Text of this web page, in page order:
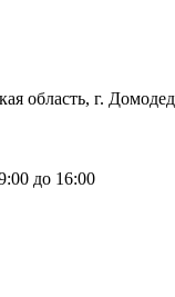
область, г.
до 16:00